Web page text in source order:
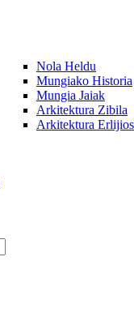
Nola Heldu
Mungiako Historia
Mungia Jaiak
Arkitektura Zibila
Arkitektura